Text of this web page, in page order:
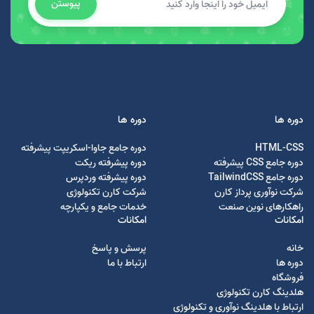
پیوستن
دوره ها
HTML-CSS
دوره جامع CSS پیشرفته
دوره جامع TailwindCSS
شرکت نوآوری پرداز کارن
راهکارهای نوین صنعت
دوره ها
دوره جامع جاوا-اسکریپت پیشرفته
دوره پیشرفته ریکت
دوره پیشرفته وردپرس
شرکت کارن تکنولوژی
خدمات جامع و یکپارچه
امکانات
خانه
دوره ها
فروشگاه
هلدینگ کارن تکنولوژی
ارتباط با هلدینگ نوآوری و تکنولوژی
امکانات
پرسش و پاسخ
ارتباط با ما